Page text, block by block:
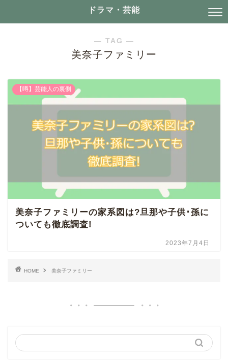
ドラマ・芸能
― TAG ―
美奈子ファミリー
【噂】芸能人の裏側
美奈子ファミリーの家系図は?旦那や子供･孫に
ついても徹底調査!
2023年7月4日
HOME 美奈子ファミリー